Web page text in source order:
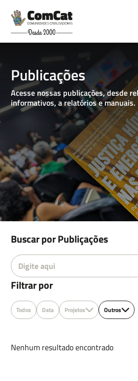
Publicações
Acesse nossas publicações, desde
informativos, a relatórios e manuais.
Filtrar por
Todos Data Projetos Outros
Buscar por Publiçações
Nenhum resultado encontrado
Nome
Sobrenome
Email